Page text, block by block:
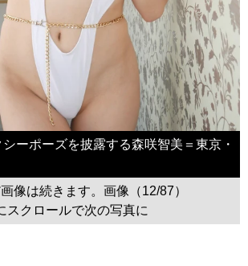
ーポーズを披露する森咲智美＝東京・
像は続きます。画像（12/87）
スクロールで次の写真に